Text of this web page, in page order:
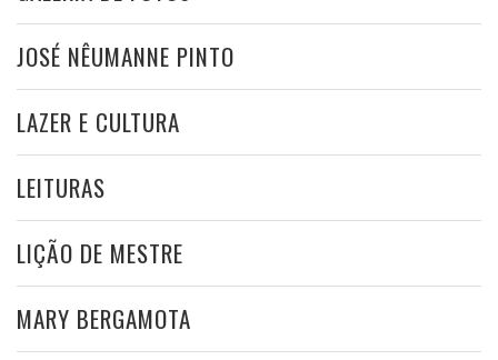
JOSÉ NÊUMANNE PINTO
LAZER E CULTURA
LEITURAS
LIÇÃO DE MESTRE
MARY BERGAMOTA